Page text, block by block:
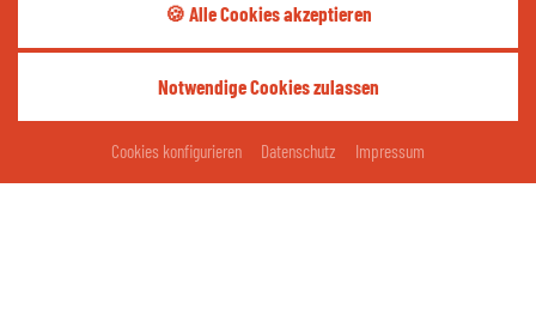
🍪 Alle Cookies akzeptieren
Notwendige Cookies zulassen
Cookies konfigurieren Datenschutz Impressum
QR-CODE ÖFFNEN
Teilen Sie Ihre Glücksmomente:
ANFRAGEN BUCHEN